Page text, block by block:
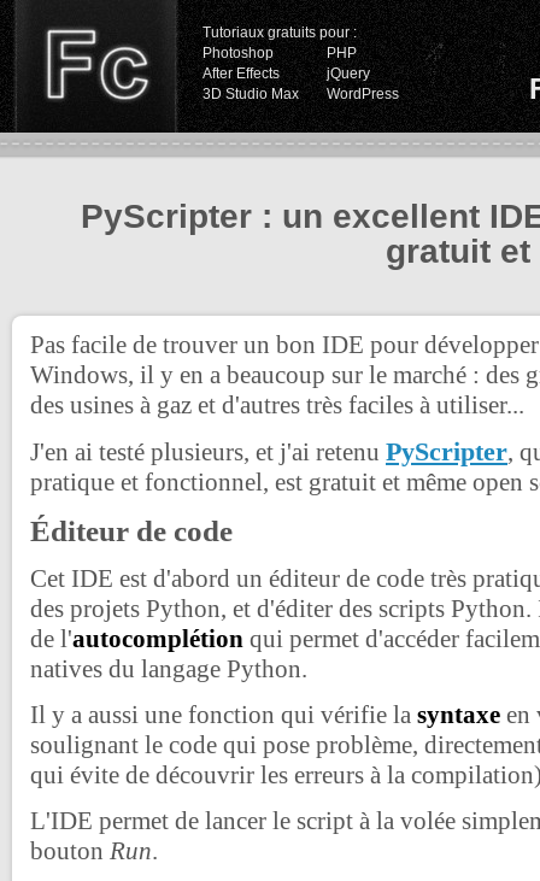
Tutoriaux gratuits pour :
Photoshop
PHP
After Effects
jQuery
3D Studio Max
WordPress
PyScripter : un excellent
gratuit
Pas facile de trouver un bon IDE pour
Windows, il y en a beaucoup sur le marché : des
des usines à gaz et d'autres très faciles à utiliser...
J'en ai testé plusieurs, et j'ai retenu PyScripter,
pratique et fonctionnel, est gratuit et même open
Éditeur de code
Cet IDE est d'abord un éditeur de code très
des projets Python, et d'éditer des scripts
de l'autocomplétion qui permet d'accéder
natives du langage Python.
Il y a aussi une fonction qui vérifie la syntaxe en
soulignant le code qui pose problème,
qui évite de découvrir les erreurs à la
L'IDE permet de lancer le script à la volée
bouton Run.